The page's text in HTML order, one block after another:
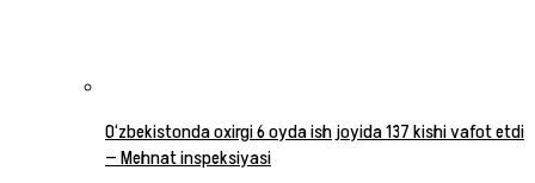
O‘zbekistonda oxirgi 6 oyda ish joyida 137 kishi vafot etdi
— Mehnat inspeksiyasi